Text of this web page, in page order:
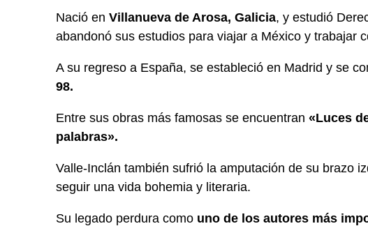
Nació en Villanueva de Arosa, Galicia, y estudió
abandonó sus estudios para viajar a México y trabajar
A su regreso a España, se estableció en Madrid y se
98.
Entre sus obras más famosas se encuentran «Luces
palabras».
Valle-Inclán también sufrió la amputación de su brazo
seguir una vida bohemia y literaria.
Su legado perdura como uno de los autores más